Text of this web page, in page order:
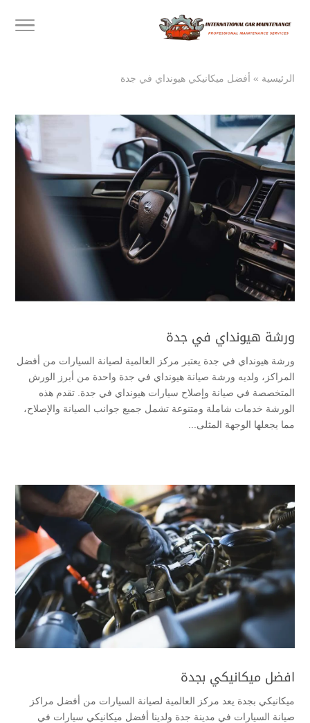
الرئيسية » أفضل ميكانيكي هيونداي في جدة
ورشة هيونداي في جدة
ورشة هيونداي في جدة يعتبر مركز العالمية لصيانة السيارات من أفضل
المراكز، ولديه ورشة صيانة هيونداي في جدة واحدة من أبرز الورش
المتخصصة في صيانة وإصلاح سيارات هيونداي في جدة. تقدم هذه
الورشة خدمات شاملة ومتنوعة تشمل جميع جوانب الصيانة والإصلاح،
مما يجعلها الوجهة المثلى...
افضل ميكانيكي بجدة
ميكانيكي بجدة يعد مركز العالمية لصيانة السيارات من أفضل مراكز
صيانة السيارات في مدينة جدة ولدينا أفضل ميكانيكي سيارات في